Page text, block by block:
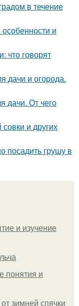
в течение
и
что говорят
дачи и огорода.
дачи. От чего
совки и других
посадить грушу в
и изучение
понятия и
зимней спячки